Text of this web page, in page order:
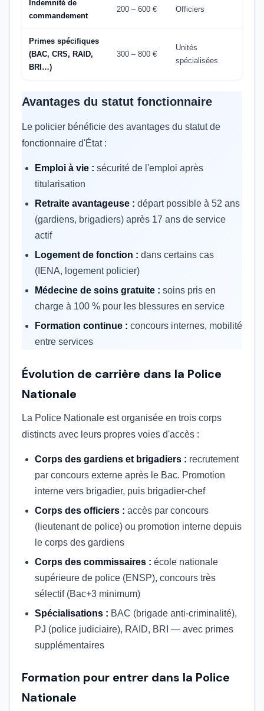
Indemnité de
commandement
200 – 600 € Officiers
Primes spécifiques
(BAC, CRS, RAID,
BRI…)
300 – 800 €
Unités
spécialisées
Avantages du statut fonctionnaire
Le policier bénéficie des avantages du statut de
fonctionnaire d'État :
Emploi à vie : sécurité de l'emploi après
titularisation
Retraite avantageuse : départ possible à 52 ans
(gardiens, brigadiers) après 17 ans de service
actif
Logement de fonction : dans certains cas
(IENA, logement policier)
Médecine de soins gratuite : soins pris en
charge à 100 % pour les blessures en service
Formation continue : concours internes, mobilité
entre services
Évolution de carrière dans la Police
Nationale
La Police Nationale est organisée en trois corps
distincts avec leurs propres voies d'accès :
Corps des gardiens et brigadiers : recrutement
par concours externe après le Bac. Promotion
interne vers brigadier, puis brigadier-chef
Corps des officiers : accès par concours
(lieutenant de police) ou promotion interne depuis
le corps des gardiens
Corps des commissaires : école nationale
supérieure de police (ENSP), concours très
sélectif (Bac+3 minimum)
Spécialisations : BAC (brigade anti-criminalité),
PJ (police judiciaire), RAID, BRI — avec primes
supplémentaires
Formation pour entrer dans la Police
Nationale